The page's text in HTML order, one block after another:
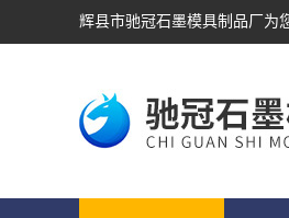
辉县市驰冠石墨模具制品厂为